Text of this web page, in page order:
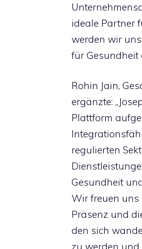
ideale Partner
werden wir
für Gesundheit
Rohin Jain,
ergänzte:
Plattform
regulierten
Gesundheit
Wir freuen uns
Präsenz und
den sich
zu werden und